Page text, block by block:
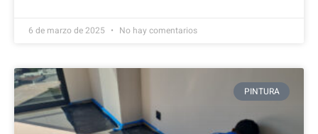
6 de marzo de 2025 No hay comentarios
PINTURA